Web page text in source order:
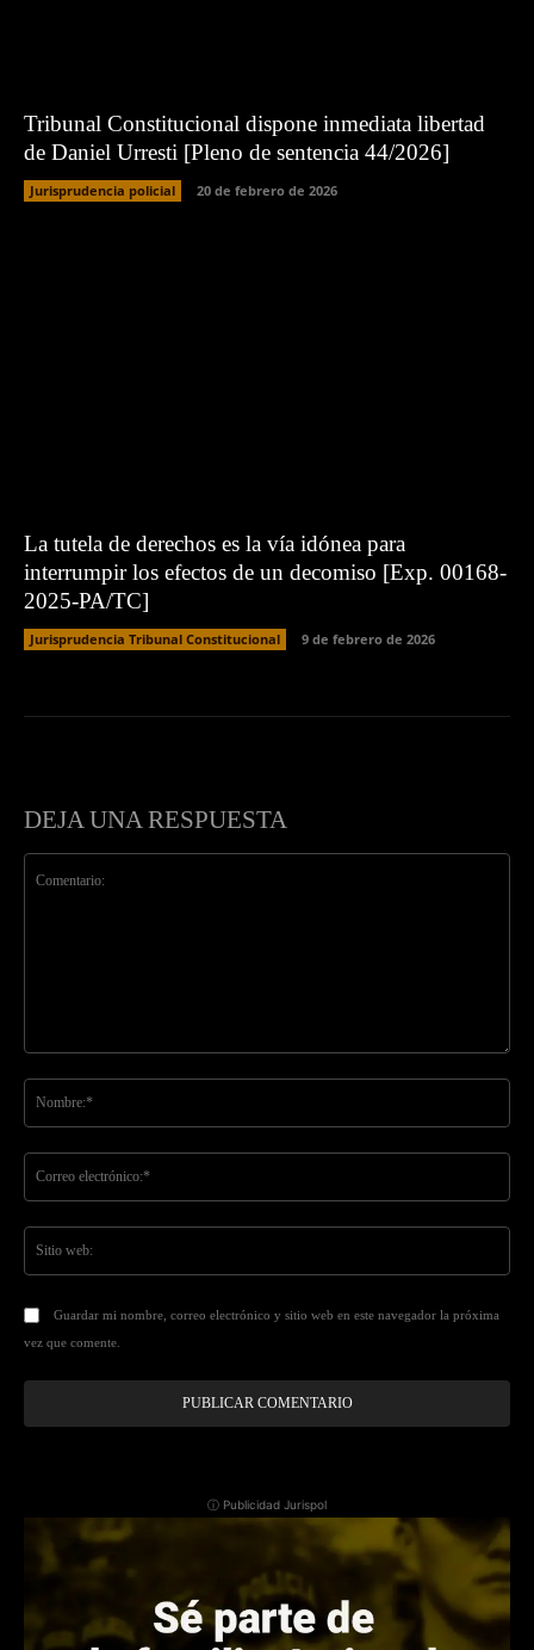
Tribunal Constitucional dispone inmediata libertad
de Daniel Urresti [Pleno de sentencia 44/2026]
Jurisprudencia policial 20 de febrero de 2026
La tutela de derechos es la vía idónea para
interrumpir los efectos de un decomiso [Exp. 00168-
2025-PA/TC]
Jurisprudencia Tribunal Constitucional 9 de febrero de 2026
DEJA UNA RESPUESTA
Guardar mi nombre, correo electrónico y sitio web en este navegador la próxima
vez que comente.
ⓘ Publicidad Jurispol